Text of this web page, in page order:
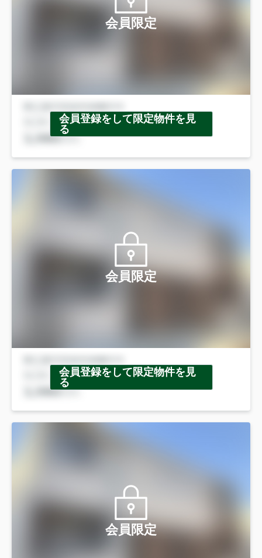
会員限定
会員登録をして限定物件を見
る
会員限定
会員登録をして限定物件を見
る
会員限定